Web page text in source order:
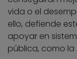
vida o el
ello, defiende
apoyar en
pública, como la